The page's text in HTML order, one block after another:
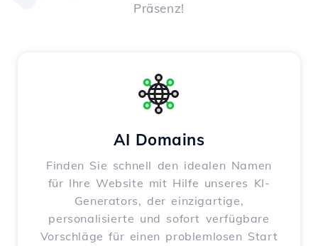
Präsenz!
AI Domains
Finden Sie schnell den idealen Namen
für Ihre Website mit Hilfe unseres KI-
Generators, der einzigartige,
personalisierte und sofort verfügbare
Vorschläge für einen problemlosen Start